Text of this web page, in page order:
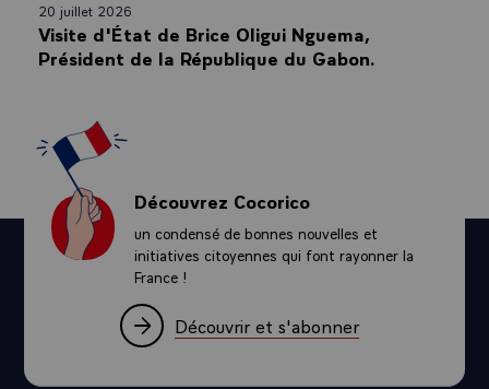
20 juillet 2026
Visite d'État de Brice Oligui Nguema,
Président de la République du Gabon.
Découvrez Cocorico
un condensé de bonnes nouvelles et
initiatives citoyennes qui font rayonner la
France !
Découvrir et s'abonner